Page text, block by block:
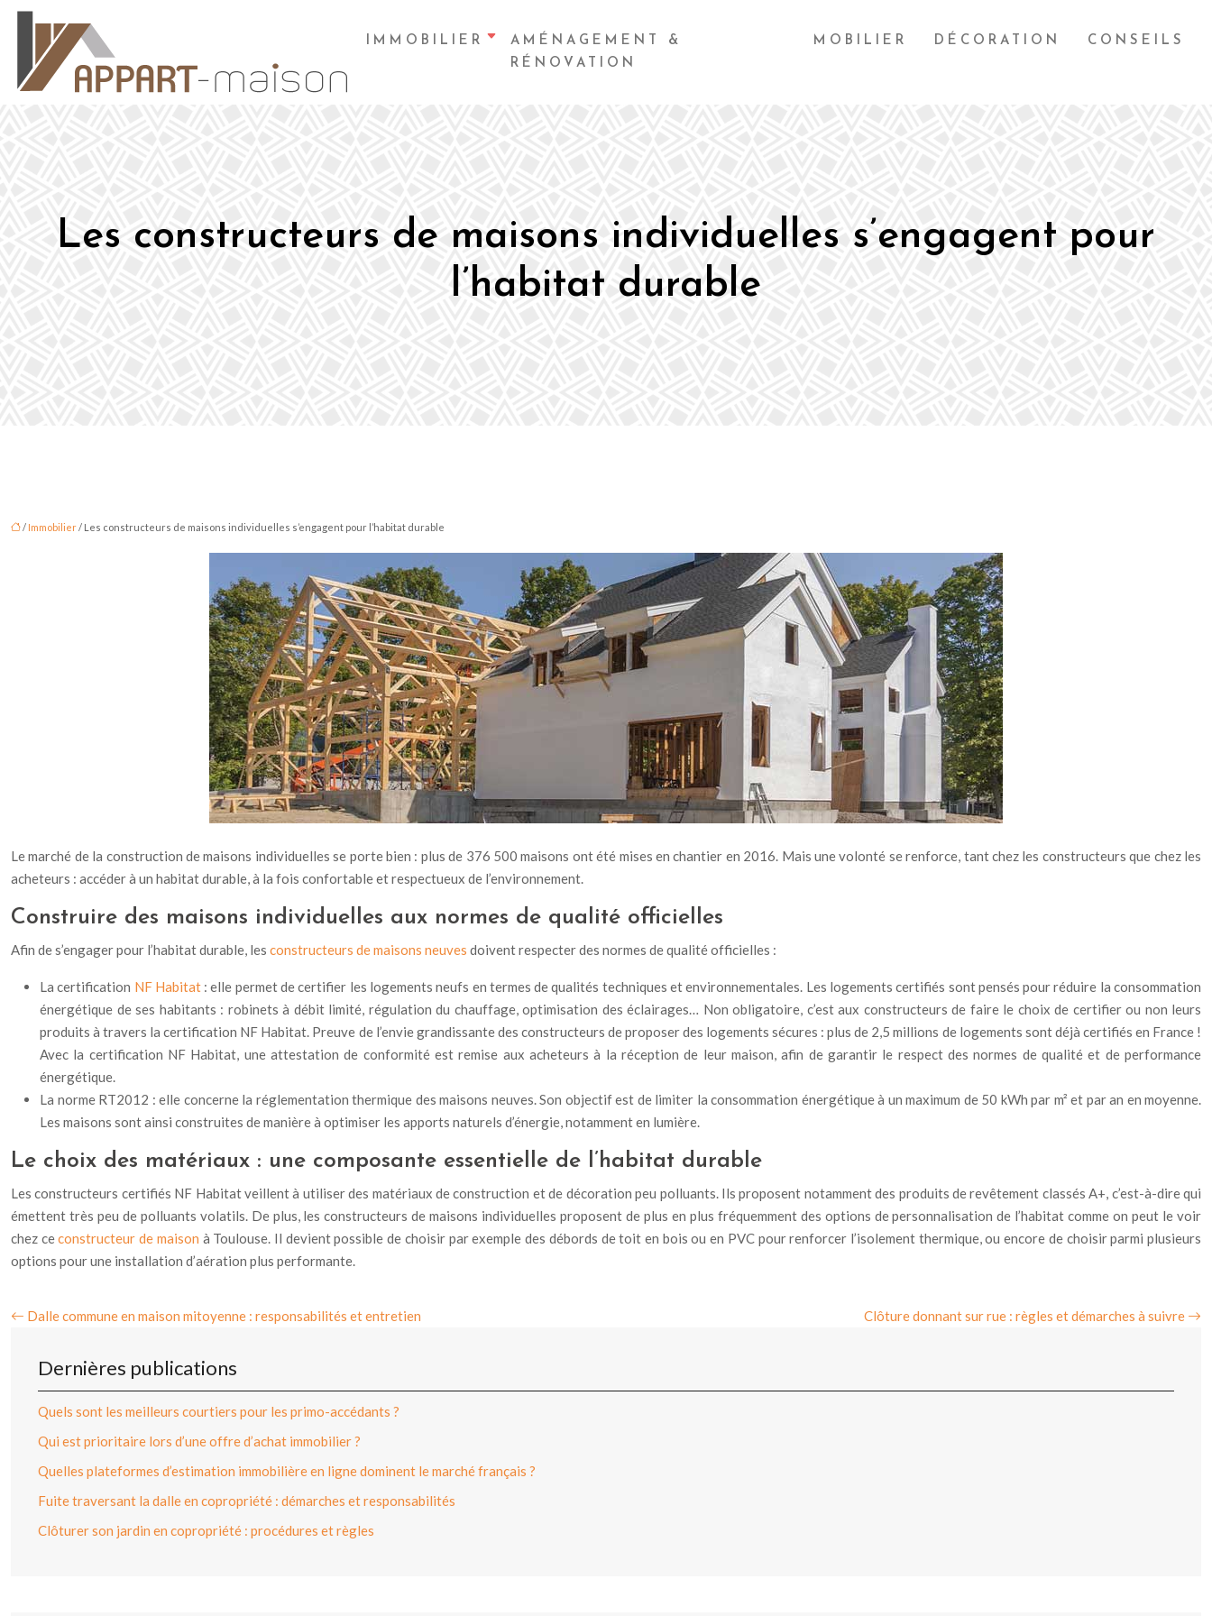
IMMOBILIER
AMÉNAGEMENT &
RÉNOVATION
MOBILIER DÉCORATION CONSEILS
Les constructeurs de maisons individuelles s’engagent pour
l’habitat durable
/ Immobilier/ Les constructeurs de maisons individuelles s’engagent pour l’habitat durable
Le marché de la construction de maisons individuelles se porte bien : plus de 376 500 maisons ont été mises en chantier en 2016. Mais une volonté se renforce, tant chez les constructeurs que chez les
acheteurs : accéder à un habitat durable, à la fois confortable et respectueux de l’environnement.
Construire des maisons individuelles aux normes de qualité officielles
Afin de s’engager pour l’habitat durable, les constructeurs de maisons neuves doivent respecter des normes de qualité officielles :
La certification NF Habitat: elle permet de certifier les logements neufs en termes de qualités techniques et environnementales. Les logements certifiés sont pensés pour réduire la consommation
énergétique de ses habitants : robinets à débit limité, régulation du chauffage, optimisation des éclairages… Non obligatoire, c’est aux constructeurs de faire le choix de certifier ou non leurs
produits à travers la certification NF Habitat. Preuve de l’envie grandissante des constructeurs de proposer des logements sécures : plus de 2,5 millions de logements sont déjà certifiés en France !
Avec la certification NF Habitat, une attestation de conformité est remise aux acheteurs à la réception de leur maison, afin de garantir le respect des normes de qualité et de performance
énergétique.
La norme RT2012 : elle concerne la réglementation thermique des maisons neuves. Son objectif est de limiter la consommation énergétique à un maximum de 50 kWh par m² et par an en moyenne.
Les maisons sont ainsi construites de manière à optimiser les apports naturels d’énergie, notamment en lumière.
Le choix des matériaux : une composante essentielle de l’habitat durable
Les constructeurs certifiés NF Habitat veillent à utiliser des matériaux de construction et de décoration peu polluants. Ils proposent notamment des produits de revêtement classés A+, c’est-à-dire qui
émettent très peu de polluants volatils. De plus, les constructeurs de maisons individuelles proposent de plus en plus fréquemment des options de personnalisation de l’habitat comme on peut le voir
chez ceconstructeur de maison à Toulouse. Il devient possible de choisir par exemple des débords de toit en bois ou en PVC pour renforcer l’isolement thermique, ou encore de choisir parmi plusieurs
options pour une installation d’aération plus performante.
Dalle commune en maison mitoyenne : responsabilités et entretien Clôture donnant sur rue : règles et démarches à suivre
Dernières publications
Quels sont les meilleurs courtiers pour les primo-accédants ?
Qui est prioritaire lors d’une offre d’achat immobilier ?
Quelles plateformes d’estimation immobilière en ligne dominent le marché français ?
Fuite traversant la dalle en copropriété : démarches et responsabilités
Clôturer son jardin en copropriété : procédures et règles